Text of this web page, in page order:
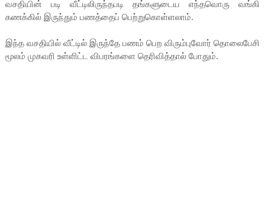
வசதியின் படி வீட்டிலிருந்தபடி தங்களுடைய எந்தவொரு வங்கி
கணக்கில் இருந்தும் பணத்தைப் பெற்றுகொள்ளலாம்.
இந்த வசதியில் வீட்டில் இருந்தே பணம் பெற விரும்புவோர் தொலைபேசி
மூலம் முகவரி உள்ளிட்ட விபரங்களை தெரிவித்தால் போதும்.